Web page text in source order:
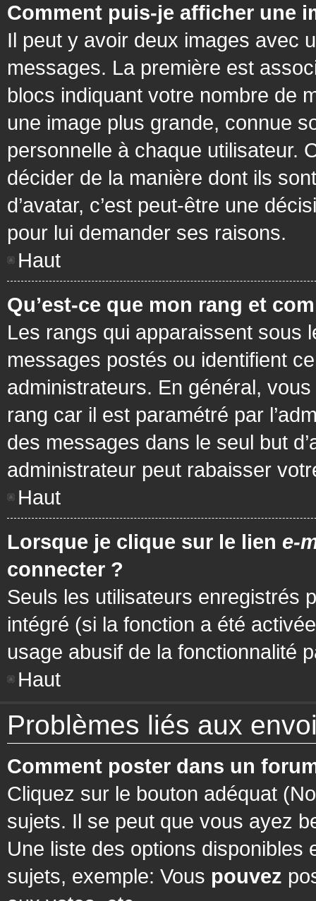
Comment puis-je afficher une
Il peut y avoir deux images avec
messages. La première est
blocs indiquant votre nombre de
une image plus grande, connue
personnelle à chaque utilisateur.
décider de la manière dont ils
d’avatar, c’est peut-être une
pour lui demander ses raisons.
Haut
Qu’est-ce que mon rang et
Les rangs qui apparaissent sous
messages postés ou identifient
administrateurs. En général,
rang car il est paramétré par
des messages dans le seul but
administrateur peut rabaisser
Haut
Lorsque je clique sur le lien e-
connecter ?
Seuls les utilisateurs enregistrés
intégré (si la fonction a été
usage abusif de la fonctionnalité
Haut
Problèmes liés aux
Comment poster dans un
Cliquez sur le bouton adéquat
sujets. Il se peut que vous ayez
Une liste des options
sujets, exemple: Vous pouvez